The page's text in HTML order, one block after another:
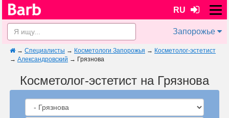
RU
Запорожье
→ Специалисты → Косметологи Запорожья → Косметолог-эстетист
→ Александровский → Грязнова
Косметолог-эстетист на Грязнова